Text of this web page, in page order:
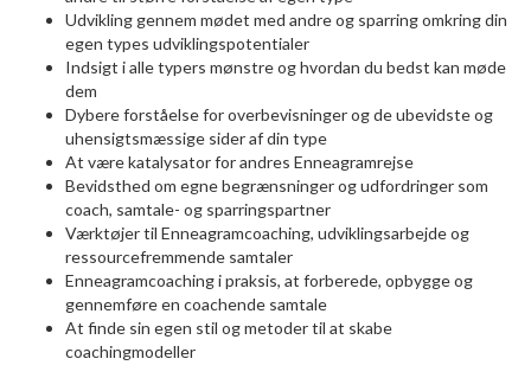
Udvikling gennem mødet med andre og sparring omkring din
egen types udviklingspotentialer
Indsigt i alle typers mønstre og hvordan du bedst kan møde
dem
Dybere forståelse for overbevisninger og de ubevidste og
uhensigtsmæssige sider af din type
At være katalysator for andres Enneagramrejse
Bevidsthed om egne begrænsninger og udfordringer som
coach, samtale- og sparringspartner
Værktøjer til Enneagramcoaching, udviklingsarbejde og
ressourcefremmende samtaler
Enneagramcoaching i praksis, at forberede, opbygge og
gennemføre en coachende samtale
At finde sin egen stil og metoder til at skabe
coachingmodeller